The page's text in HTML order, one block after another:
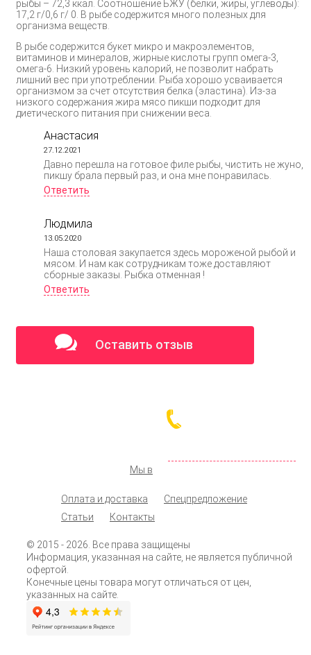
рыбы – 72,3 ккал. Соотношение БЖУ (белки, жиры, углеводы):
17,2 г/0,6 г/ 0. В рыбе содержится много полезных для
организма веществ.
В рыбе содержится букет микро и макроэлементов,
витаминов и минералов, жирные кислоты групп омега-3,
омега-6. Низкий уровень калорий, не позволит набрать
лишний вес при употреблении. Рыба хорошо усваивается
организмом за счет отсутствия белка (эластина). Из-за
низкого содержания жира мясо пикши подходит для
диетического питания при снижении веса.
Анастасия
27.12.2021
Давно перешла на готовое филе рыбы, чистить не жуно,
пикшу брала первый раз, и она мне понравилась.
Ответить
Людмила
13.05.2020
Наша столовая закупается здесь мороженой рыбой и
мясом. И нам как сотрудникам тоже доставляют
сборные заказы. Рыбка отменная !
Ответить
Оставить отзыв
Мы в
Оплата и доставка
Спецпредложение
Статьи
Контакты
© 2015 - 2026. Все права защищены
Информация, указанная на сайте, не является публичной
офертой.
Конечные цены товара могут отличаться от цен,
указанных на сайте.